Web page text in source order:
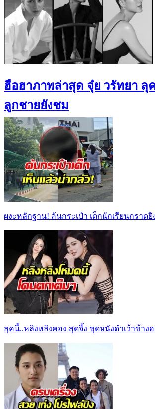
ฮือฮาภาพล่าสุด จุ๋ย วรัทยา ลุ
ลูกชายยังชม
ผงะหลักฐาน! ค้นกระเป๋า เด็กนักเรียนกราดยิ
ลุคนี้..หลิงหลิงคอง สุดจึ้ง ชุดหนังดำเว้าข้าง